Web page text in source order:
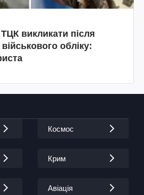
викликати після
обліку:
Космос
Крим
Авіація